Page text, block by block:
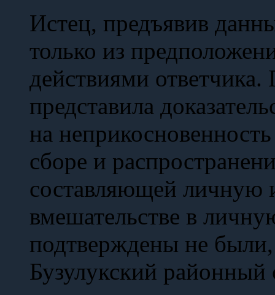
Истец, предъявив
только из
действиями
представила
на
сборе и
составляющей личную
вмешательстве в
подтверждены не были,
Бузулукский районный